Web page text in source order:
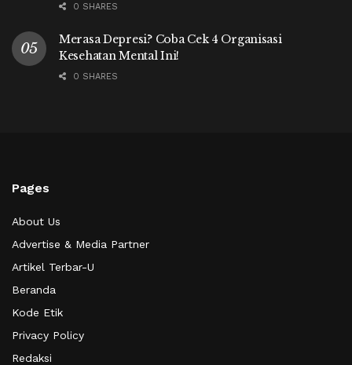
0 SHARES
Merasa Depresi? Coba Cek 4 Organisasi
Kesehatan Mental Ini!
0 SHARES
Pages
About Us
Advertise & Media Partner
Artikel Terbar-U
Beranda
Kode Etik
Privacy Policy
Redaksi